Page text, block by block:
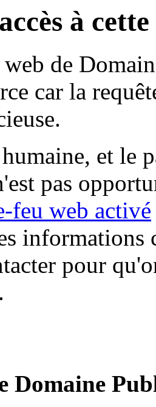
à
de
car la
et le
pas
feu web activé
informations
pour
Domaine